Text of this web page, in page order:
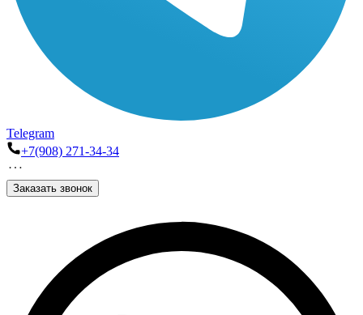
Telegram
+7(908) 271-34-34
Заказать звонок